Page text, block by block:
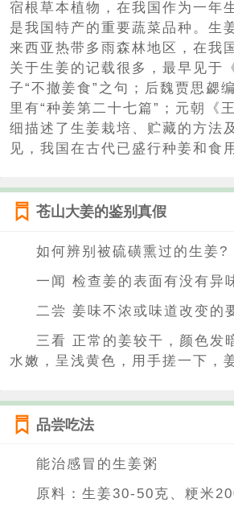
宿根草本植物，在我国作为一年
是我国特产的重要蔬菜品种。生
来西亚热带多雨森林地区，在我
关于生姜的记载很多，最早见于
子“不撤姜食”之句；后魏贾思勰
里有“种姜第二十七篇”；元朝《
细描述了生姜栽培、贮藏的方法
见，我国在古代已盛行种姜和食
苍山大姜的鉴别真假
如何辨别被硫磺熏过的生姜?
一闻 检查姜的表面有没有异
二尝 姜味不浓或味道改变的
三看 正常的姜较干，颜色发
水嫩，呈浅黄色，用手搓一下，
品尝吃法
能治感冒的生姜粥
原料：生姜30-50克、粳米